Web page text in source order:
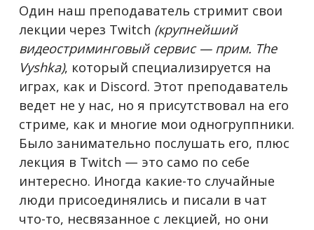
Один наш преподаватель стримит свои
лекции через Twitch (крупнейший
видеостриминговый сервис — прим. The
Vyshka), который специализируется на
играх, как и Discord. Этот преподаватель
ведет не у нас, но я присутствовал на его
стриме, как и многие мои одногруппники.
Было занимательно послушать его, плюс
лекция в Twitch — это само по себе
интересно. Иногда какие-то случайные
люди присоединялись и писали в чат
что-то, несвязанное с лекцией, но они